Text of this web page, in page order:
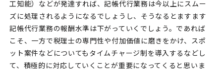
工知能）などが発達すれば、記帳代行業務は今以上にスムー
ズに処理されるようになるでしょうし、そうなるとますます
記帳代行業務の報酬水準は下がっていくでしょう。であれば
こそ、一方で税理士の専門性や付加価値に磨きをかけ、スポ
ット案件などについてもタイムチャージ制を導入するなどし
て、積極的に対応していくことが重要になってくると思いま